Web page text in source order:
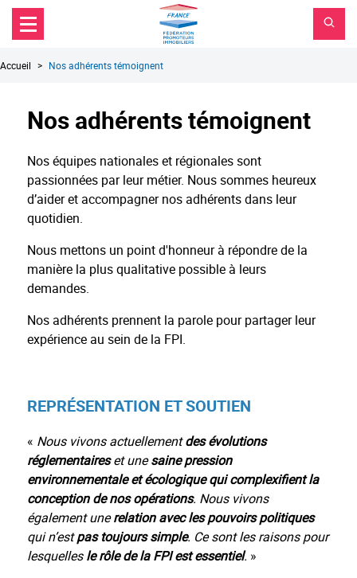
Aller au contenu principal
Aller au menu principal
Aller à la recherche
FPI
France
Accueil Nos adhérents témoignent
Nos adhérents témoignent
Nos équipes nationales et régionales sont
passionnées par leur métier. Nous sommes heureux
d’aider et accompagner nos adhérents dans leur
quotidien.
Nous mettons un point d'honneur à répondre de la
manière la plus qualitative possible à leurs
demandes.
Nos adhérents prennent la parole pour partager leur
expérience au sein de la FPI.
REPRÉSENTATION ET SOUTIEN
« Nous vivons actuellementdes évolutions
réglementaireset unesaine pression
environnementale et écologique qui complexifient la
conception de nos opérations. Nous vivons
également unerelation avec les pouvoirs politiques
qui n’estpas toujours simple. Ce sont les raisons pour
lesquellesle rôle de la FPI est essentiel. »